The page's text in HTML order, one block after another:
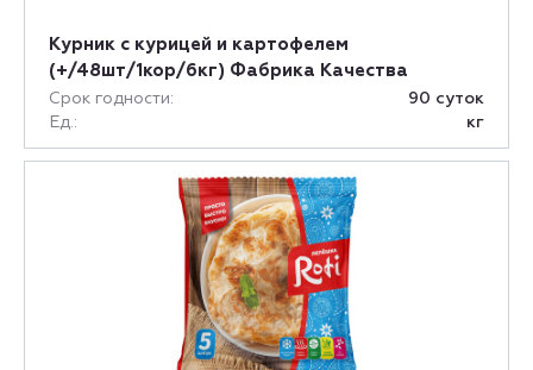
Курник с курицей и картофелем
(+/48шт/1кор/6кг) Фабрика Качества
Срок годности:
90 суток
Ед.:
кг